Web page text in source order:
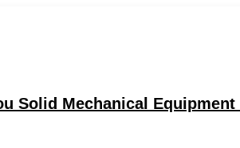
Solid Mechanical Equipment